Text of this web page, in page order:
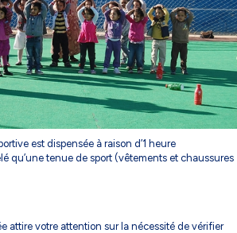
est dispensée à raison d’1 heure
qu’une tenue de sport (vêtements et chaussures
attire votre attention sur la nécessité de vérifier